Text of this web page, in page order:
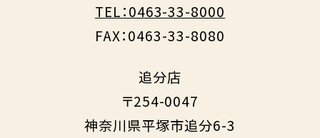
TEL：0463-33-8000
FAX：0463-33-8080
追分店
〒254-0047
神奈川県平塚市追分6-3